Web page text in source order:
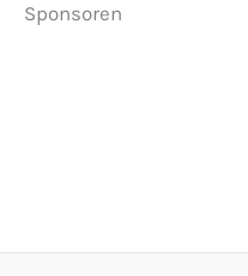
Sponsoren